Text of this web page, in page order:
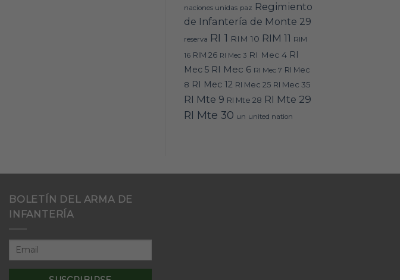
naciones unidas paz Regimiento
de Infantería de Monte 29
reserva RI 1 RIM 10 RIM 11 RIM
16 RIM 26 RI Mec 3 RI Mec 4 RI
Mec 5 RI Mec 6 RI Mec 7 RI Mec
8 RI Mec 12 RI Mec 25 RI Mec 35
RI Mte 9 RI Mte 28 RI Mte 29
RI Mte 30 un united nation
BOLETÍN DEL ARMA DE
INFANTERÍA